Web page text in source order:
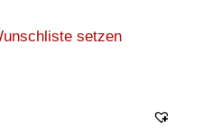
setzen